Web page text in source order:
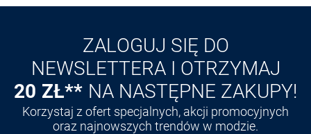
ZALOGUJ SIĘ DO
NEWSLETTERA I OTRZYMAJ
20 ZŁ** NA NASTĘPNE ZAKUPY!
Korzystaj z ofert specjalnych, akcji promocyjnych
oraz najnowszych trendów w modzie.